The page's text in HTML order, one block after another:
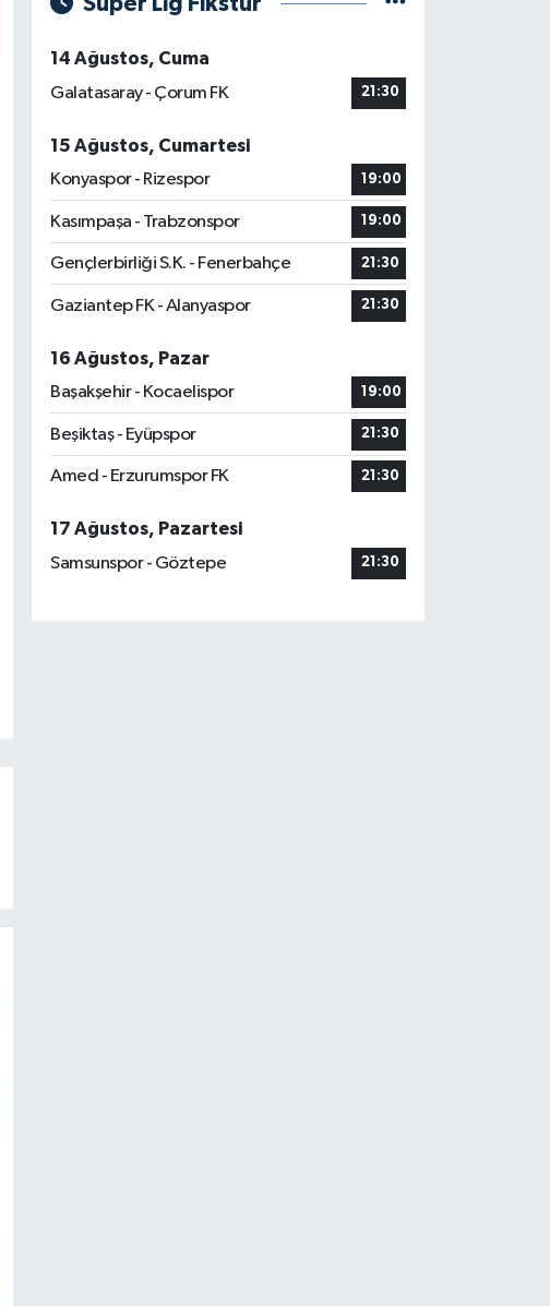
14 Ağustos, Cuma
Galatasaray - Çorum FK
21:30
15 Ağustos, Cumartesi
Konyaspor - Rizespor
19:00
Kasımpaşa - Trabzonspor 19:00
Gençlerbirliği S.K. - Fenerbahçe 21:30
Gaziantep FK - Alanyaspor 21:30
16 Ağustos, Pazar
Başakşehir - Kocaelispor
19:00
Beşiktaş - Eyüpspor 21:30
Amed - Erzurumspor FK 21:30
17 Ağustos, Pazartesi
Samsunspor - Göztepe
21:30